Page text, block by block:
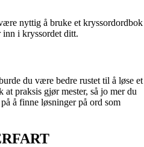
nyttig å bruke et kryssordordbok
inn i kryssordet ditt.
du være bedre rustet til å løse et
praksis gjør mester, så jo mer du
å finne løsninger på ord som